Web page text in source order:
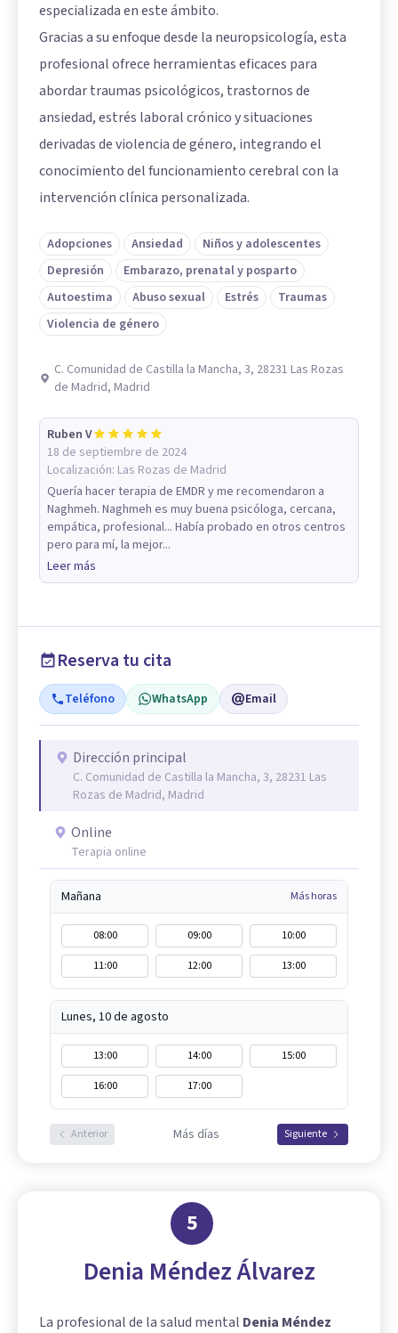
especializada en este ámbito.
Gracias a su enfoque desde la neuropsicología, esta
profesional ofrece herramientas eficaces para
abordar traumas psicológicos, trastornos de
ansiedad, estrés laboral crónico y situaciones
derivadas de violencia de género, integrando el
conocimiento del funcionamiento cerebral con la
intervención clínica personalizada.
Adopciones Ansiedad
Niños y adolescentes
Depresión
Embarazo, prenatal y posparto
Autoestima
Abuso sexual Estrés
Traumas
Violencia de género
C. Comunidad de Castilla la Mancha, 3, 28231 Las Rozas
de Madrid, Madrid
Ruben V
18 de septiembre de 2024
Localización: Las Rozas de Madrid
Quería hacer terapia de EMDR y me recomendaron a
Naghmeh. Naghmeh es muy buena psicóloga, cercana,
empática, profesional... Había probado en otros centros
pero para mí, la mejor...
Leer más
Reserva tu cita
Teléfono WhatsApp Email
Dirección principal
C. Comunidad de Castilla la Mancha, 3, 28231 Las
Rozas de Madrid, Madrid
Online
Terapia online
Mañana Más horas
08:00 09:00
10:00
11:00
12:00 13:00
Lunes, 10 de agosto
13:00 14:00
15:00
16:00
17:00
Anterior Más días Siguiente
5
Denia Méndez Álvarez
La profesional de la salud mental Denia Méndez